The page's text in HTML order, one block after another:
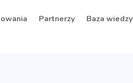
Partnerzy Baza wiedzy